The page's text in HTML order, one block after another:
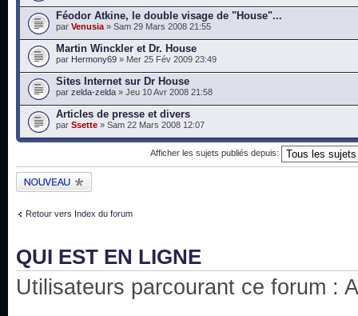
Féodor Atkine, le double visage de "House"...
par Venusia » Sam 29 Mars 2008 21:55
Martin Winckler et Dr. House
par Hermony69 » Mer 25 Fév 2009 23:49
Sites Internet sur Dr House
par zelda-zelda » Jeu 10 Avr 2008 21:58
Articles de presse et divers
par Ssette » Sam 22 Mars 2008 12:07
Afficher les sujets publiés depuis:
Publier un nouveau
sujet
Retour vers Index du forum
QUI EST EN LIGNE
Utilisateurs parcourant ce forum :